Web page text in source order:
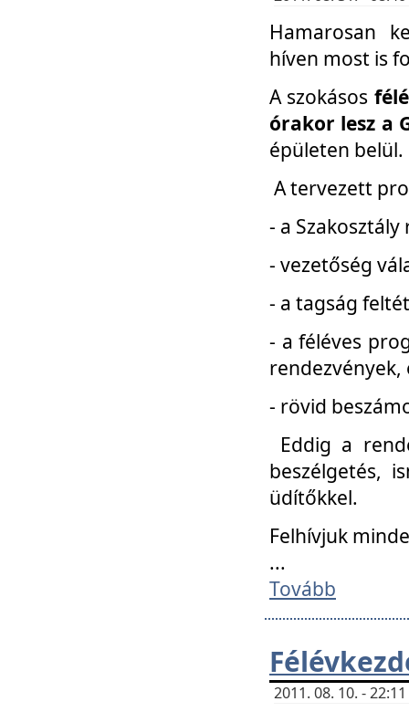
Hamarosan
híven most is
A szokásos
órakor lesz a
épületen belül.
A tervezett
- a
- vezetőség
- a tagság
- a féléves
- rövid
Eddig a
beszélgetés,
üdítőkkel.
Felhívjuk
...
Tovább
2011. 08. 10. -